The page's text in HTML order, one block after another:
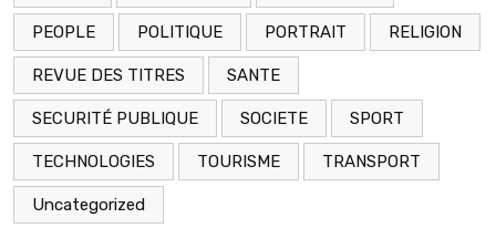
PEOPLE POLITIQUE PORTRAIT RELIGION
REVUE DES TITRES SANTE
SECURITÉ PUBLIQUE SOCIETE SPORT
TECHNOLOGIES TOURISME TRANSPORT
Uncategorized